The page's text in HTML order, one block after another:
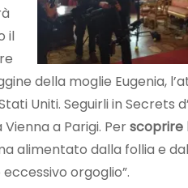
il
della moglie Eugenia,
Uniti. Seguirli in Secrets
a Parigi. Perscoprire
alimentato dalla follia e
orgoglio”.